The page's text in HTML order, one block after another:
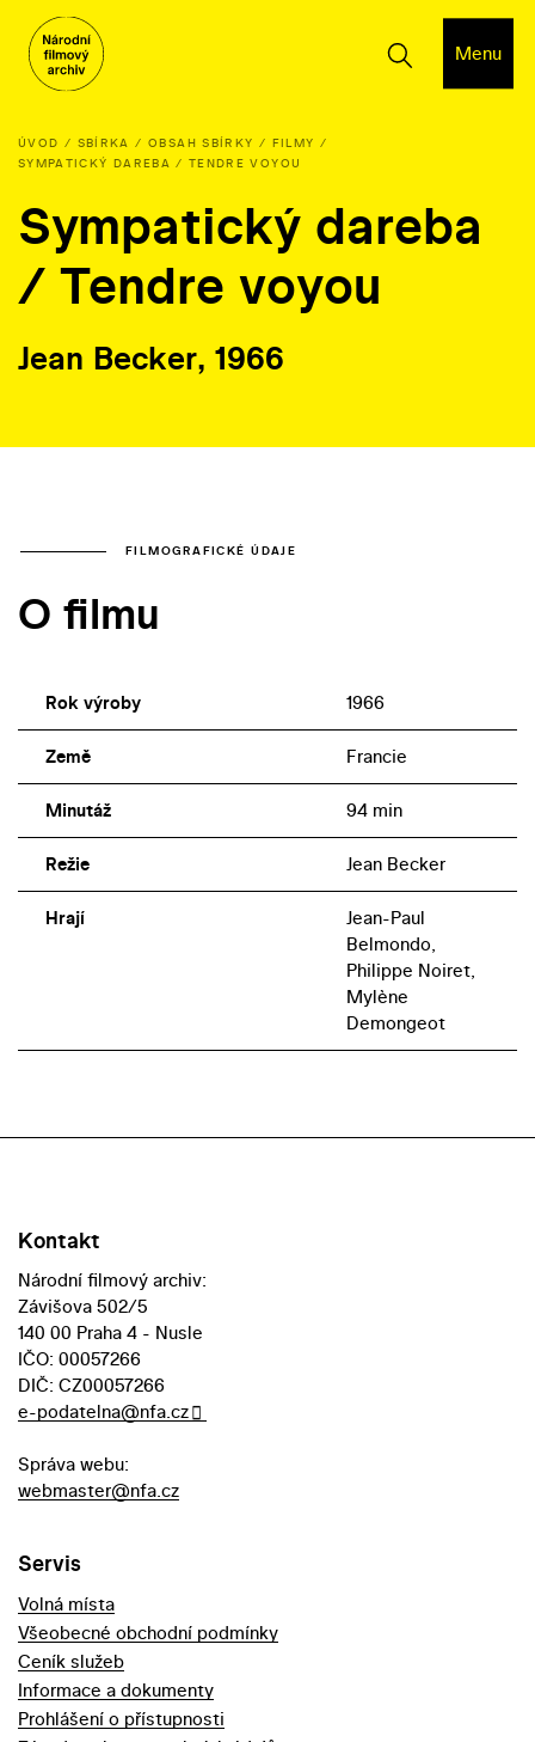
Menu
ÚVOD SBÍRKA OBSAH SBÍRKY
FILMY
SYMPATICKÝ DAREBA / TENDRE VOYOU
Sympatický dareba
/ Tendre voyou
Jean Becker, 1966
FILMOGRAFICKÉ ÚDAJE
O filmu
Rok výroby 1966
Země Francie
Minutáž 94 min
Režie Jean Becker
Hrají
Jean-Paul
Belmondo,
Philippe Noiret,
Mylène
Demongeot
Kontakt
Národní filmový archiv:
Závišova 502/5
140 00 Praha 4 - Nusle
IČO: 00057266
DIČ: CZ00057266
e-podatelna@nfa.cz
Správa webu:
webmaster@nfa.cz
Servis
Volná místa
Všeobecné obchodní podmínky
Ceník služeb
Informace a dokumenty
Prohlášení o přístupnosti